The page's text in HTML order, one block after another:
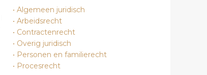
Algemeen juridisch
Arbeidsrecht
Contractenrecht
Overig juridisch
Personen en familierecht
Procesrecht